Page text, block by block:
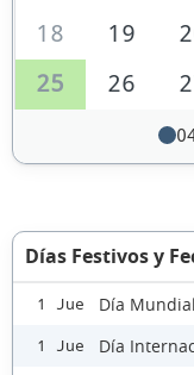
18
19
25
26
Días Festivos y
1 Jue Día
1 Jue Día